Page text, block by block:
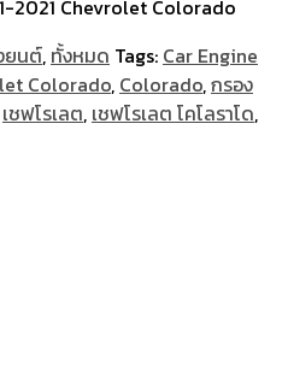
2021 Chevrolet Colorado
ยนต์, ทั้งหมด Tags: Car Engine
Colorado, Colorado,กรอง
เชฟโรเลต, เชฟโรเลต โคโลราโด,